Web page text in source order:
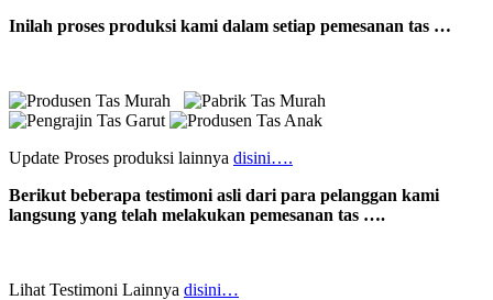
Inilah proses produksi kami dalam setiap pemesanan tas …
Update Proses produksi lainnya disini….
Berikut beberapa testimoni asli dari para pelanggan kami
langsung yang telah melakukan pemesanan tas ….
Lihat Testimoni Lainnya disini…